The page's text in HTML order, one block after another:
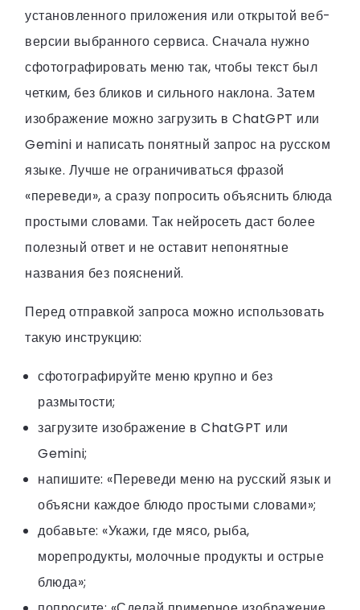
установленного приложения или открытой веб-
версии выбранного сервиса. Сначала нужно
сфотографировать меню так, чтобы текст был
четким, без бликов и сильного наклона. Затем
изображение можно загрузить в ChatGPT или
Gemini и написать понятный запрос на русском
языке. Лучше не ограничиваться фразой
«переведи», а сразу попросить объяснить блюда
простыми словами. Так нейросеть даст более
полезный ответ и не оставит непонятные
названия без пояснений.
Перед отправкой запроса можно использовать
такую инструкцию:
сфотографируйте меню крупно и без
размытости;
загрузите изображение в ChatGPT или
Gemini;
напишите: «Переведи меню на русский язык и
объясни каждое блюдо простыми словами»;
добавьте: «Укажи, где мясо, рыба,
морепродукты, молочные продукты и острые
блюда»;